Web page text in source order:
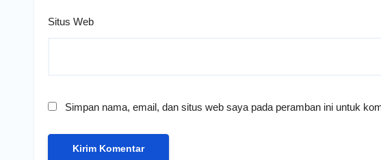
Situs Web
Simpan nama, email, dan situs web saya pada peramban ini untuk